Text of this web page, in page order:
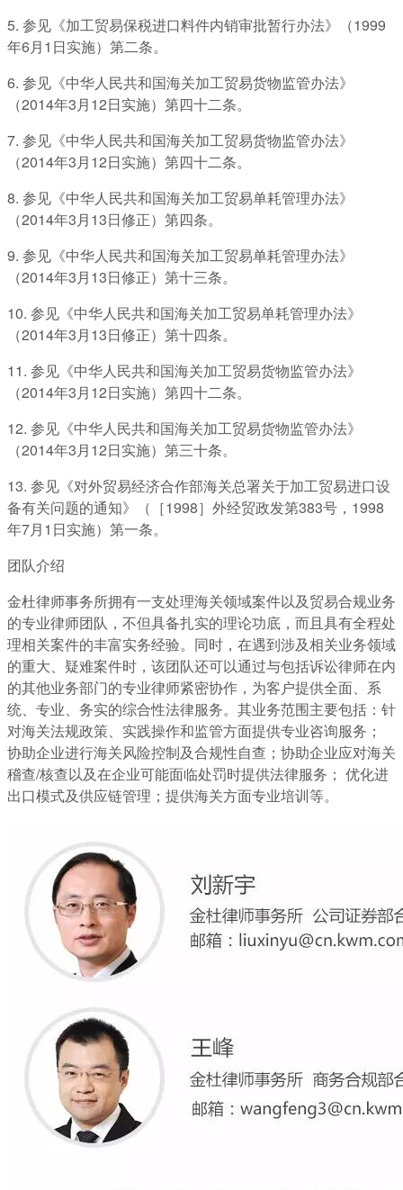
5. 参见《加工贸易保税进口料件内销审批暂行办法》（1999
年6月1日实施）第二条。
6. 参见《中华人民共和国海关加工贸易货物监管办法》
（2014年3月12日实施）第四十二条。
7. 参见《中华人民共和国海关加工贸易货物监管办法》
（2014年3月12日实施）第四十二条。
8. 参见《中华人民共和国海关加工贸易单耗管理办法》
（2014年3月13日修正）第四条。
9. 参见《中华人民共和国海关加工贸易单耗管理办法》
（2014年3月13日修正）第十三条。
10. 参见《中华人民共和国海关加工贸易单耗管理办法》
（2014年3月13日修正）第十四条。
11. 参见《中华人民共和国海关加工贸易货物监管办法》
（2014年3月12日实施）第四十二条。
12. 参见《中华人民共和国海关加工贸易货物监管办法》
（2014年3月12日实施）第三十条。
13. 参见《对外贸易经济合作部海关总署关于加工贸易进口设
备有关问题的通知》（［1998］外经贸政发第383号，1998
年7月1日实施）第一条。
团队介绍
金杜律师事务所拥有一支处理海关领域案件以及贸易合规业务
的专业律师团队，不但具备扎实的理论功底，而且具有全程处
理相关案件的丰富实务经验。同时，在遇到涉及相关业务领域
的重大、疑难案件时，该团队还可以通过与包括诉讼律师在内
的其他业务部门的专业律师紧密协作，为客户提供全面、系
统、专业、务实的综合性法律服务。其业务范围主要包括：针
对海关法规政策、实践操作和监管方面提供专业咨询服务；
协助企业进行海关风险控制及合规性自查；协助企业应对海关
稽查/核查以及在企业可能面临处罚时提供法律服务； 优化进
出口模式及供应链管理；提供海关方面专业培训等。